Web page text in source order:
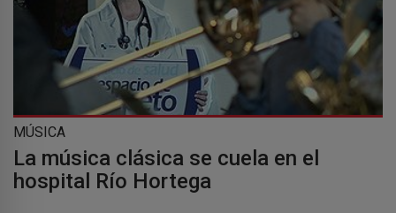
MÚSICA
La música clásica se cuela en el
hospital Río Hortega